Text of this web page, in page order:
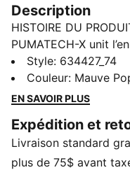
Description
HISTOIRE DU
PUMATECH-X unit
dans la culture du
mode urbaine. Ce
du jeu. Des
CARACTÉRISTIQUES
DÉTAILS
Coupe : Décontractée
Style: 634427_74
Couleur: Mauve
EN SAVOIR PLUS
Expédition et
Livraison standard
plus de 75$ avant